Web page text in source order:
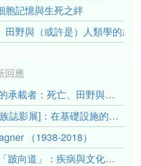
胞記憶與生死之絆
田野與（或許是）人類學的成
回應
死亡、田野與（或許是）人類學的成年禮
在基礎設施的邊緣，聆聽人的呼吸
（1938-2018）
道」：疾病與文化象徵的轉變舉例